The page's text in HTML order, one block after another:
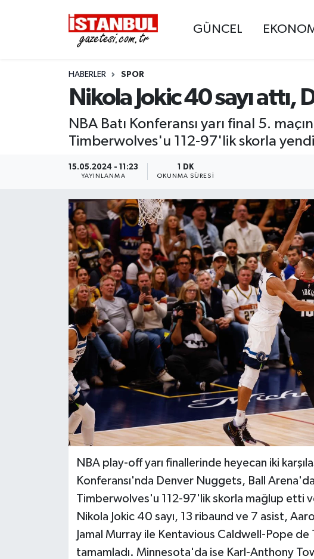
GÜNCEL
HABERLER SPOR
Nikola Jokic 40 sayı
NBA Batı Konferansı yarı final 5.
Timberwolves'u 112-97'lik skorla
15.05.2024 - 11:23
YAYINLANMA
1 DK
OKUNMA SÜRESI
NBA play-off yarı finallerinde heyecan iki
Konferansı'nda Denver Nuggets, Ball Arena'da
Timberwolves'u 112-97'lik skorla mağlup etti
Nikola Jokic 40 sayı, 13 ribaund ve 7 asist,
Jamal Murray ile Kentavious Caldwell-Pope de
tamamladı. Minnesota'da ise Karl-Anthony
EKONOMİ
İSTANBUL
MAGAZİN
KÜLTÜR SANAT
SAĞLIK
BİLİM VE TEKNOLOJİ
KURUMSAL
Nöbetçi Eczaneler
Hava Durumu
Trafik Durumu
Süper Lig Puan Durumu ve Fikstür
Tüm Manşetler
Son Dakika Haberleri
Haber Arşivi